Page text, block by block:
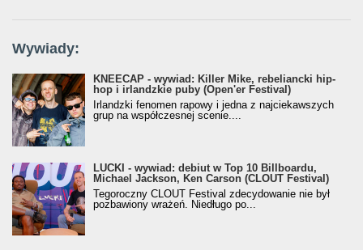
Wywiady:
KNEECAP - wywiad: Killer Mike, rebeliancki hip-
hop i irlandzkie puby (Open'er Festival)
Irlandzki fenomen rapowy i jedna z najciekawszych
grup na współczesnej scenie....
LUCKI - wywiad: debiut w Top 10 Billboardu,
Michael Jackson, Ken Carson (CLOUT Festival)
Tegoroczny CLOUT Festival zdecydowanie nie był
pozbawiony wrażeń. Niedługo po...